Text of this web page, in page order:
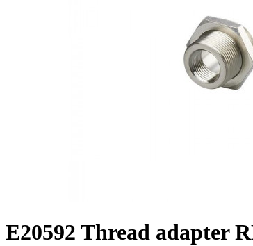
E20592 Thread adapter